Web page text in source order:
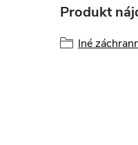
Produkt
Iné